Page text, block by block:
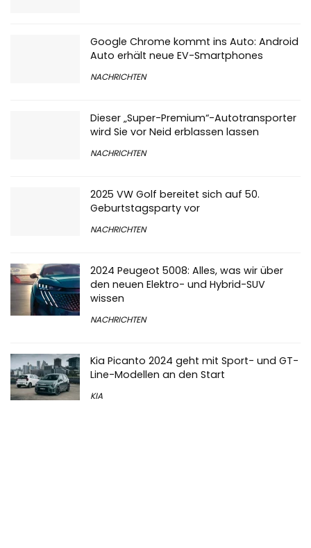
Google Chrome kommt ins Auto: Android
Auto erhält neue EV-Smartphones
NACHRICHTEN
Dieser „Super-Premium“-Autotransporter
wird Sie vor Neid erblassen lassen
NACHRICHTEN
2025 VW Golf bereitet sich auf 50.
Geburtstagsparty vor
NACHRICHTEN
2024 Peugeot 5008: Alles, was wir über
den neuen Elektro- und Hybrid-SUV
wissen
NACHRICHTEN
Kia Picanto 2024 geht mit Sport- und GT-
Line-Modellen an den Start
KIA